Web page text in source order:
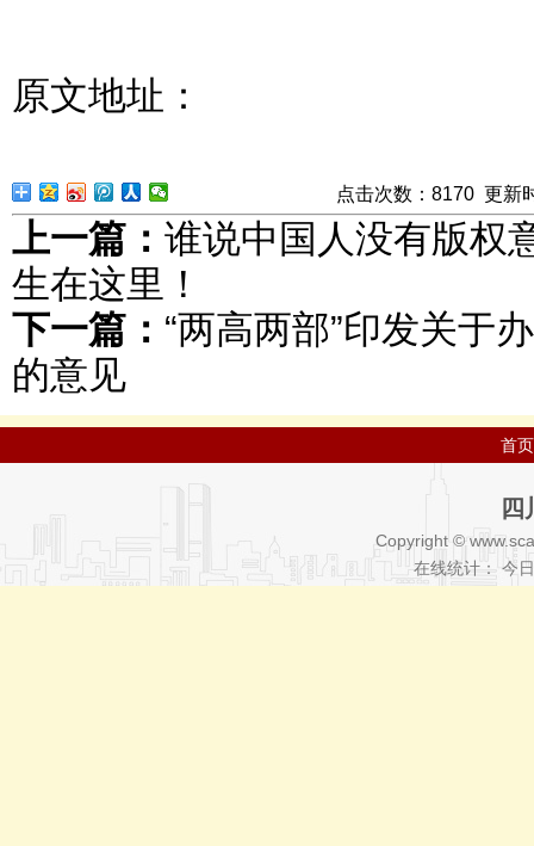
原文地址：
点击次数： 8170 更新
上一篇： 谁说中国人没有版权
生在这里！
下一篇： “两高两部”印发关于
的意见
首页
四
Copyright ©
在线统计： 今